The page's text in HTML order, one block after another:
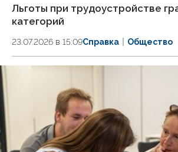
Льготы при трудоустройстве
категорий
23.07.2026 в 15:09Справка Общество